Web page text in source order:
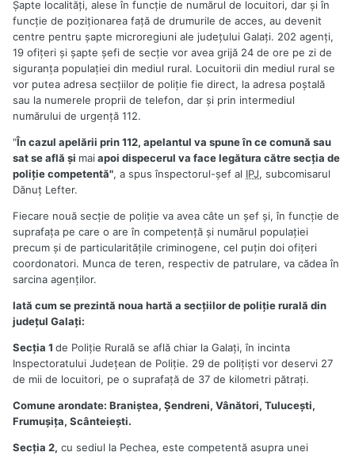
Şapte localităţi, alese în funcţie de numărul de locuitori, dar şi în
funcţie de poziţionarea faţă de drumurile de acces, au devenit
centre pentru şapte microregiuni ale judeţului Galaţi. 202 agenţi,
19 ofiţeri şi şapte şefi de secţie vor avea grijă 24 de ore pe zi de
siguranţa populaţiei din mediul rural. Locuitorii din mediul rural se
vor putea adresa secţiilor de poliţie fie direct, la adresa poştală
sau la numerele proprii de telefon, dar şi prin intermediul
numărului de urgenţă 112.
"În cazul apelării prin 112, apelantul va spune în ce comună sau
sat se află şi mai apoi dispecerul va face legătura către secţia de
poliţie competentă", a spus înspectorul-şef al IPJ, subcomisarul
Dănuţ Lefter.
Fiecare nouă secţie de poliţie va avea câte un şef şi, în funcţie de
suprafaţa pe care o are în competenţă şi numărul populaţiei
precum şi de particularităţile criminogene, cel puţin doi ofiţeri
coordonatori. Munca de teren, respectiv de patrulare, va cădea în
sarcina agenţilor.
Iată cum se prezintă noua hartă a secţiilor de poliţie rurală din
judeţul Galaţi:
Secţia 1 de Poliţie Rurală se află chiar la Galaţi, în incinta
Inspectoratului Judeţean de Poliţie. 29 de poliţişti vor deservi 27
de mii de locuitori, pe o suprafaţă de 37 de kilometri pătraţi.
Comune arondate: Braniştea, Şendreni, Vânători, Tuluceşti,
Frumuşiţa, Scânteieşti.
Secţia 2, cu sediul la Pechea, este competentă asupra unei